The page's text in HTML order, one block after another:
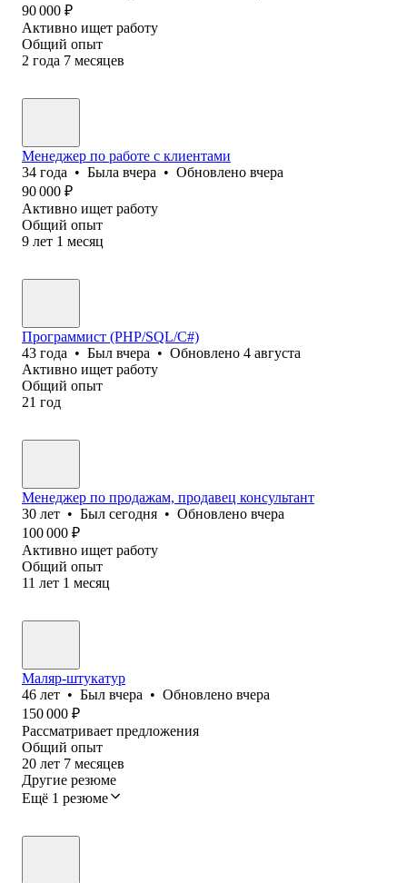
90 000 ₽
Активно ищет работу
Общий опыт
2 года 7 месяцев
Менеджер по работе с клиентами
34 года • Была вчера • Обновлено вчера
90 000 ₽
Активно ищет работу
Общий опыт
9 лет 1 месяц
Программист (PHP/SQL/C#)
43 года • Был вчера • Обновлено 4 августа
Активно ищет работу
Общий опыт
21 год
Менеджер по продажам, продавец консультант
30 лет • Был сегодня • Обновлено вчера
100 000 ₽
Активно ищет работу
Общий опыт
11 лет 1 месяц
Маляр-штукатур
46 лет • Был вчера • Обновлено вчера
150 000 ₽
Рассматривает предложения
Общий опыт
20 лет 7 месяцев
Другие резюме
Ещё 1 резюме